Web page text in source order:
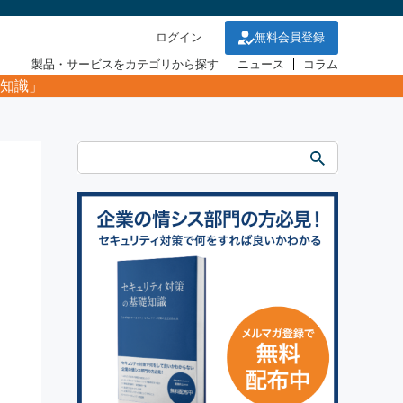
ログイン
無料会員登録
製品・サービスをカテゴリから探す
ニュース コラム
識」